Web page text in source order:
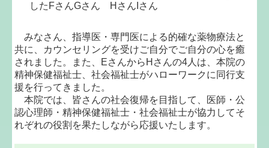
したFさんGさん HさんIさん
みなさん、指導医・専門医による的確な薬物療法と
共に、カウンセリングを受けご自分でご自分の心を癒
されました。また、EさんからHさんの4人は、本院の
精神保健福祉士、社会福祉士がハローワークに同行支
援を行ってきました。
本院では、皆さんの社会復帰を目指して、医師・公
認心理師・精神保健福祉士・社会福祉士が協力してそ
れぞれの役割を果たしながら応援いたします。